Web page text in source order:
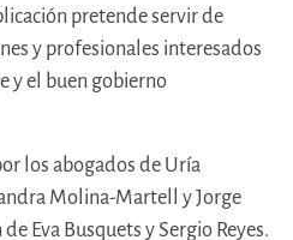
pretende servir de
y profesionales interesados
y el buen gobierno
los abogados de Uría
Molina-Martell y Jorge
Eva Busquets y Sergio Reyes.